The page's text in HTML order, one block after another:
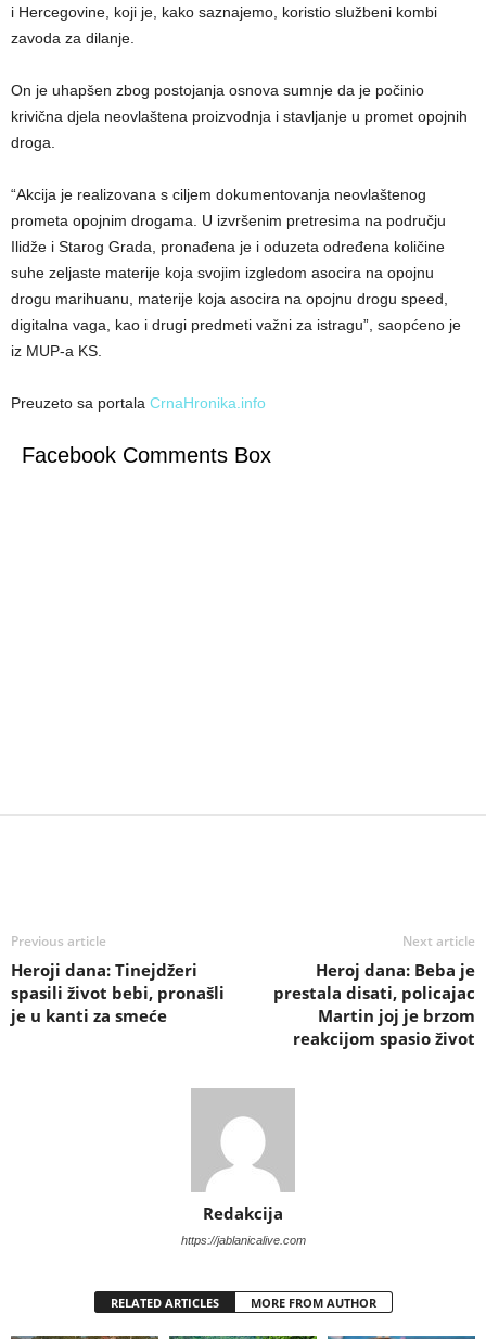
i Hercegovine, koji je, kako saznajemo, koristio službeni kombi
zavoda za dilanje.
On je uhapšen zbog postojanja osnova sumnje da je počinio
krivična djela neovlaštena proizvodnja i stavljanje u promet opojnih
droga.
“Akcija je realizovana s ciljem dokumentovanja neovlaštenog
prometa opojnim drogama. U izvršenim pretresima na području
Ilidže i Starog Grada, pronađena je i oduzeta određena količine
suhe zeljaste materije koja svojim izgledom asocira na opojnu
drogu marihuanu, materije koja asocira na opojnu drogu speed,
digitalna vaga, kao i drugi predmeti važni za istragu”, saopćeno je
iz MUP-a KS.
Preuzeto sa portala CrnaHronika.info
Facebook Comments Box
Previous article
Heroji dana: Tinejdžeri
spasili život bebi, pronašli
je u kanti za smeće
Next article
Heroj dana: Beba je
prestala disati, policajac
Martin joj je brzom
reakcijom spasio život
Redakcija
https://jablanicalive.com
RELATED ARTICLES MORE FROM AUTHOR